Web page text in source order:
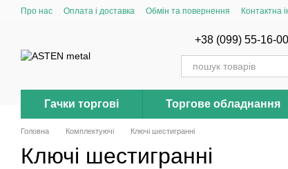
Перейти до основного контенту
Про нас Оплата і доставка Обмін та повернення Контактна
+38 (099) 55-16-
Гачки торгові Торгове обладнання
Головна Комплектуючі Ключі шестигранні
Ключі шестигранні